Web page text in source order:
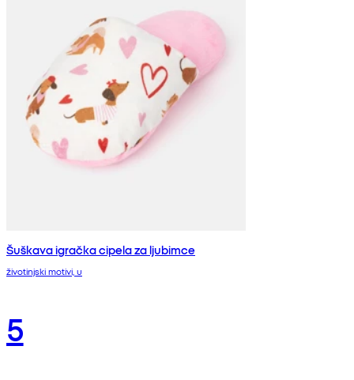
Šuškava igračka cipela za ljubimce
životinjski motivi, u
5